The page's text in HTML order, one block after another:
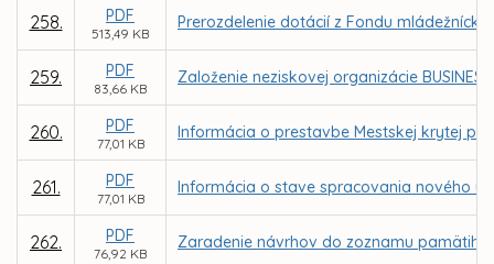
258. PDF
513,49 KB
Prerozdelenie dotácií z Fondu
259. PDF
83,66 KB
Založenie neziskovej organizácie
260. PDF
77,01 KB
Informácia o prestavbe Mestskej krytej
261. PDF
77,01 KB
Informácia o stave spracovania nového
262. PDF
76,92 KB
Zaradenie návrhov do zoznamu